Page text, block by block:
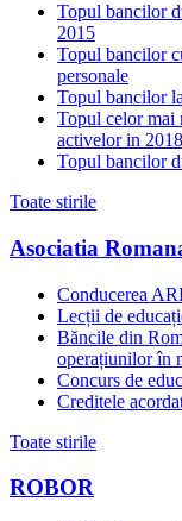
Topul bancilor
2015
Topul bancilor
personale
Topul bancilor
Topul celor mai
activelor in 2018
Topul bancilor
Toate stirile
Asociatia
Conducerea
Lecții de
Băncile din
operațiunilor în
Concurs de
Creditele
Toate stirile
ROBOR